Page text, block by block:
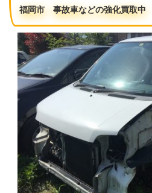
福岡市 事故車などの強化買取中